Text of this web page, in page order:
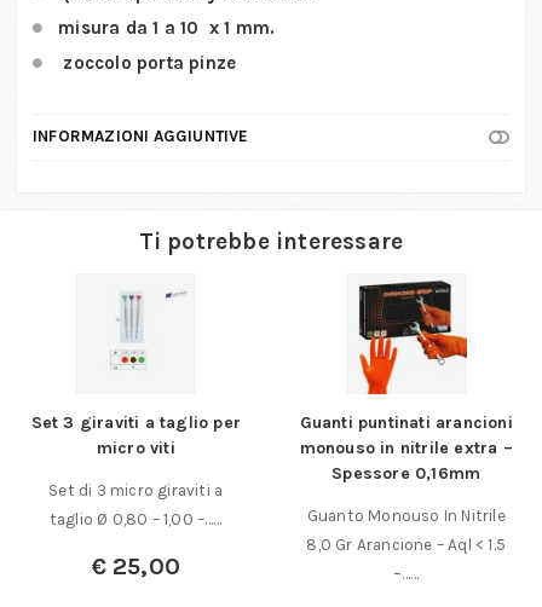
misura da 1 a 10 x 1 mm.
zoccolo porta pinze
INFORMAZIONI AGGIUNTIVE
Ti potrebbe interessare
Set 3 giraviti a taglio per
micro viti
Set di 3 micro giraviti a
taglio Ø 0,80 – 1,00 –……
€25,00
Guanti puntinati arancioni
monouso in nitrile extra –
Spessore 0,16mm
Guanto Monouso In Nitrile
8,0 Gr Arancione – Aql < 1.5
–……